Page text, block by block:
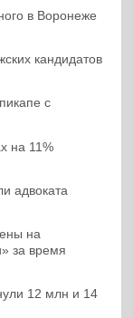
в Воронеже
кандидатов
с
на 11%
адвоката
на
за время
12 млн и 14